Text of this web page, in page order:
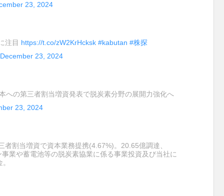
23, 2024
注目 https://t.co/zW2KrHcksk #kabutan #株探
December 23, 2024
への第三者割当増資発表で脱炭素分野の展開力強化へ
23, 2024
割当増資で資本業務提携(4.67%)。20.65億調達、
業や蓄電池等の脱炭素協業に係る事業投資及び当社に